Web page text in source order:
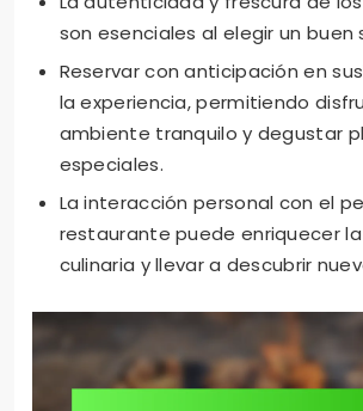
son esenciales al elegir un buen
Reservar con anticipación en
la experiencia, permitiendo
ambiente tranquilo y degustar
especiales.
La interacción personal con el
restaurante puede enriquecer
culinaria y llevar a descubrir